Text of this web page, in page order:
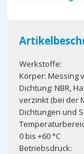
Werkstoffe:
Körper: Messing
Dichtung: NBR,
verzinkt (bei der
Dichtungen und
0 bis +60 °C
Betriebsdruck: